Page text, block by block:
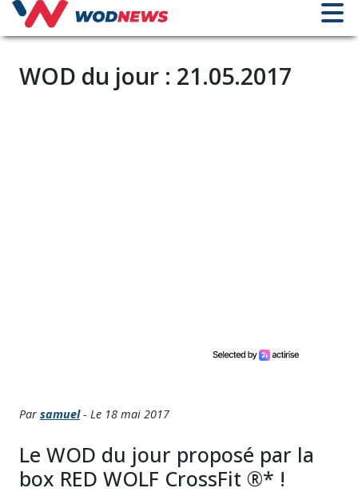
WOD du jour : 21.05.2017
Par samuel- Le 18 mai 2017
Le WOD du jour proposé par la
box RED WOLF CrossFit ®* !